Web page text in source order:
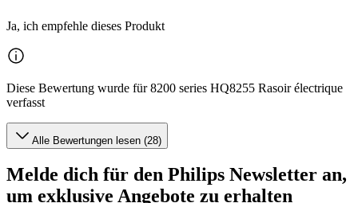
Ja, ich empfehle dieses Produkt
Diese Bewertung wurde für 8200 series HQ8255 Rasoir électrique
verfasst
Alle Bewertungen lesen (28)
Melde dich für den Philips Newsletter an,
um exklusive Angebote zu erhalten